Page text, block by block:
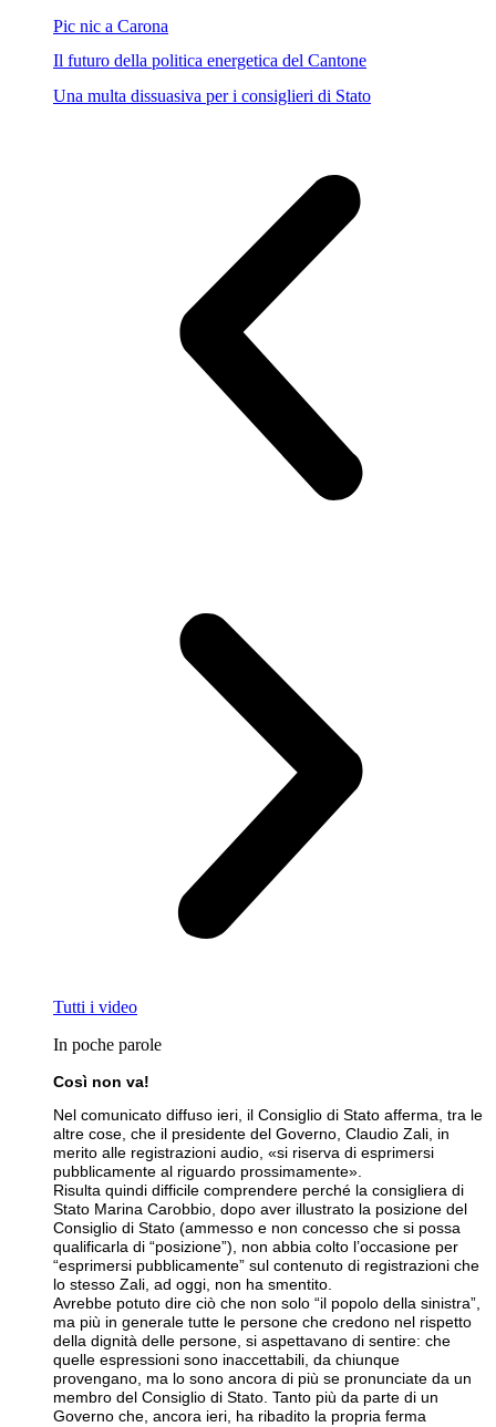
Pic nic a Carona
Il futuro della politica energetica del Cantone
Una multa dissuasiva per i consiglieri di Stato
Tutti i video
In poche parole
Così non va!
Nel comunicato diffuso ieri, il Consiglio di Stato afferma, tra le
altre cose, che il presidente del Governo, Claudio Zali, in
merito alle registrazioni audio, «si riserva di esprimersi
pubblicamente al riguardo prossimamente».
Risulta quindi difficile comprendere perché la consigliera di
Stato Marina Carobbio, dopo aver illustrato la posizione del
Consiglio di Stato (ammesso e non concesso che si possa
qualificarla di “posizione”), non abbia colto l’occasione per
“esprimersi pubblicamente” sul contenuto di registrazioni che
lo stesso Zali, ad oggi, non ha smentito.
Avrebbe potuto dire ciò che non solo “il popolo della sinistra”,
ma più in generale tutte le persone che credono nel rispetto
della dignità delle persone, si aspettavano di sentire: che
quelle espressioni sono inaccettabili, da chiunque
provengano, ma lo sono ancora di più se pronunciate da un
membro del Consiglio di Stato. Tanto più da parte di un
Governo che, ancora ieri, ha ribadito la propria ferma